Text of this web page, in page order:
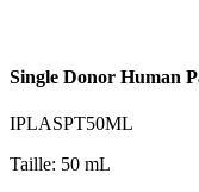
Single Donor Human
IPLASPT50ML
Taille: 50 mL